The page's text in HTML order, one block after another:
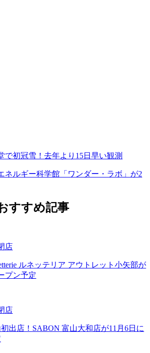
で初冠雪！去年より15日早い観測
ネルギー科学館「ワンダー・ラボ」が2
すすめ記事
店
ルネッテリア アウトレット小矢部が
プン予定
店
初出店！SABON 富山大和店が11月6日に